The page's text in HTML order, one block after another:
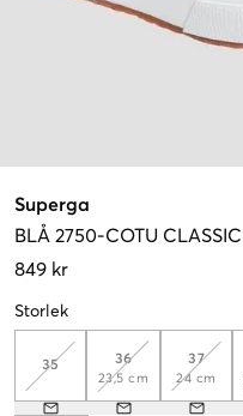
Superga
BLÅ 2750-COTU CLASSIC
849 kr
Storlek
35 36
23,5 cm
37
24 cm